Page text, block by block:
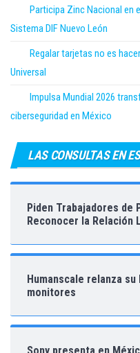
Participa Zinc Nacional en
Sistema DIF Nuevo León
Regalar tarjetas no es
Universal
Impulsa Mundial 2026
ciberseguridad en México
LAS CONSULTAS EN
Piden Trabajadores de
Reconocer la Relación
Humanscale relanza
monitores